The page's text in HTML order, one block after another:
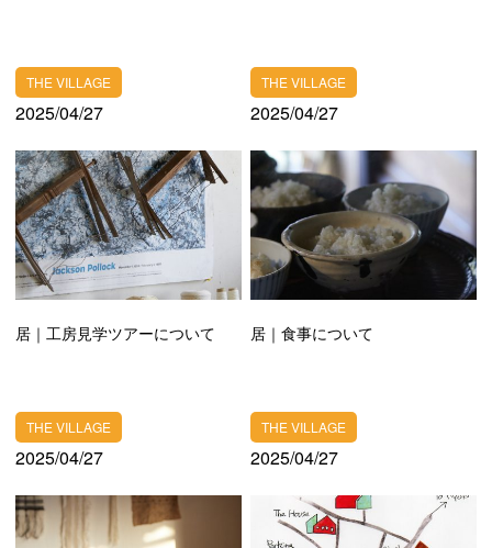
THE VILLAGE
2025/04/27
居｜工房見学ツアーについて
THE VILLAGE
2025/04/27
居｜食事について
THE VILLAGE
2025/04/27
THE VILLAGE
2025/04/27